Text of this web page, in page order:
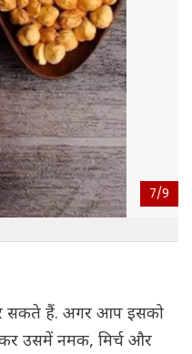
7/9
सकते हैं. अगर आप इसको
उसमें नमक, मिर्च और